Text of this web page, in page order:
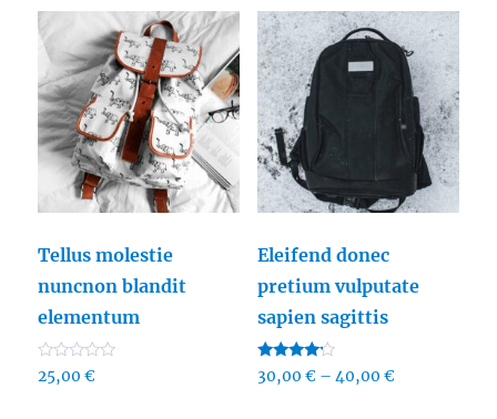
5
o
f
5
Tellus molestie
nuncnon blandit
elementum
R
a
25,00€
Eleifend donec
pretium vulputate
sapien sagittis
Rated
4.00
30,00 € – 40,00 €